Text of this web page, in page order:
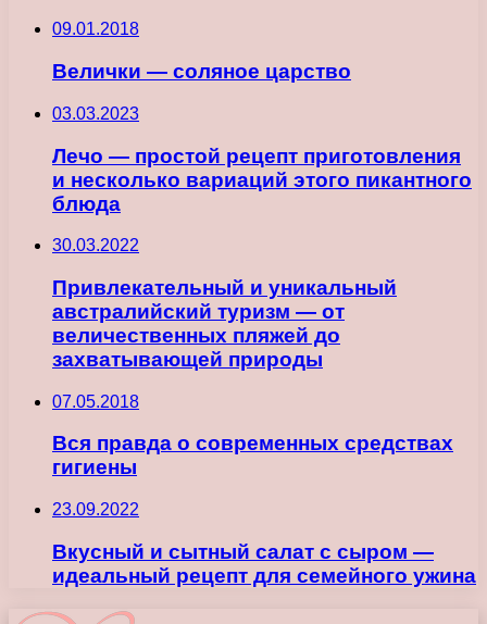
09.01.2018
Велички — соляное царство
03.03.2023
Лечо — простой рецепт приготовления
и несколько вариаций этого пикантного
блюда
30.03.2022
Привлекательный и уникальный
австралийский туризм — от
величественных пляжей до
захватывающей природы
07.05.2018
Вся правда о современных средствах
гигиены
23.09.2022
Вкусный и сытный салат с сыром —
идеальный рецепт для семейного ужина